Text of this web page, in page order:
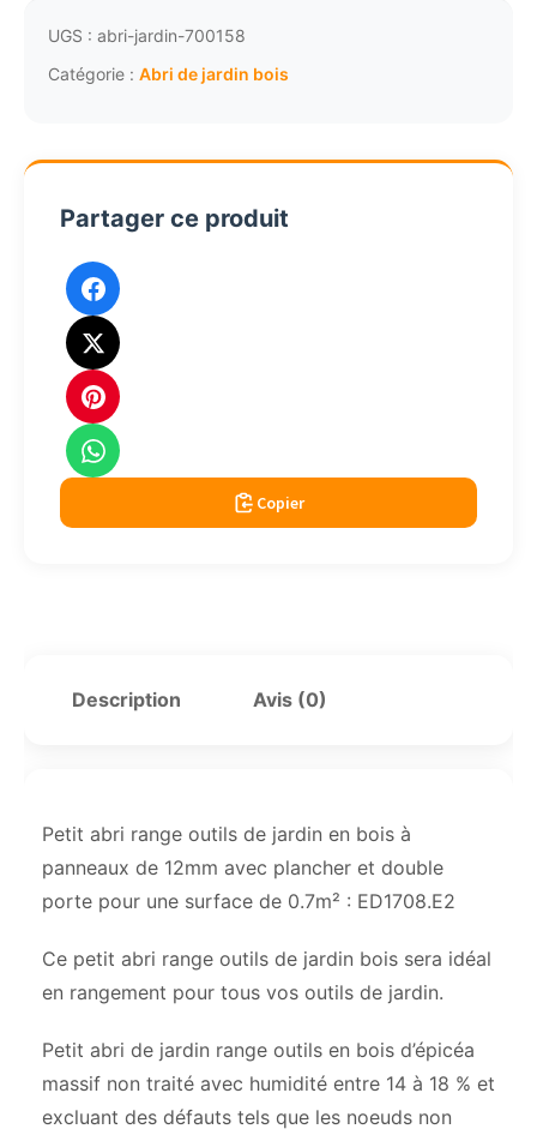
jardin
bois
19mm
portes
UGS : abri-jardin-700158
Catégorie : Abri de jardin bois
Partager ce produit
Copier
Description Avis (0)
Petit abri range outils de jardin en bois à
panneaux de 12mm avec plancher et double
porte pour une surface de 0.7m² : ED1708.E2
Ce petit abri range outils de jardin bois sera idéal
en rangement pour tous vos outils de jardin.
Petit abri de jardin range outils en bois d’épicéa
massif non traité avec humidité entre 14 à 18 % et
excluant des défauts tels que les noeuds non